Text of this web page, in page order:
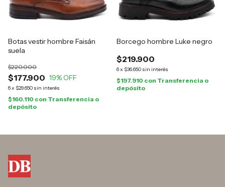
Botas vestir hombre Faisán
suela
$177.900
$220.000
19% OFF
6x $29.650 sin interés
$160.110 con Transferencia o
depósito
Borcego hombre Luke negro
$219.900
6x $36.650 sin interés
$197.910 con Transferencia o
depósito